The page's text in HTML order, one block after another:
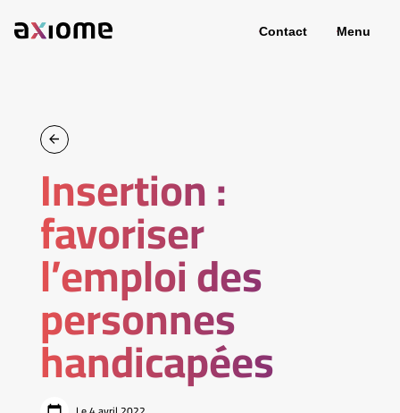
Contact Menu
Insertion :
favoriser
l’emploi des
personnes
handicapées